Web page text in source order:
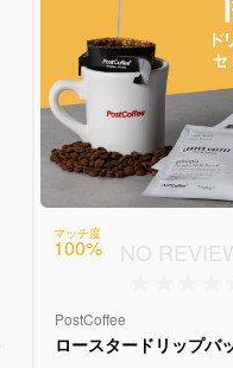
マッチ度
100% NO
PostCoffee
ロースタードリップバ